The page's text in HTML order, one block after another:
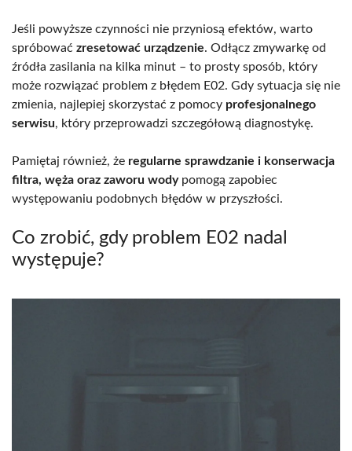
Jeśli powyższe czynności nie przyniosą efektów, warto
spróbować zresetować urządzenie. Odłącz zmywarkę od
źródła zasilania na kilka minut – to prosty sposób, który
może rozwiązać problem z błędem E02. Gdy sytuacja się nie
zmienia, najlepiej skorzystać z pomocy profesjonalnego
serwisu, który przeprowadzi szczegółową diagnostykę.
Pamiętaj również, że regularne sprawdzanie i konserwacja
filtra, węża oraz zaworu wodypomogą zapobiec
występowaniu podobnych błędów w przyszłości.
Co zrobić, gdy problem E02 nadal
występuje?